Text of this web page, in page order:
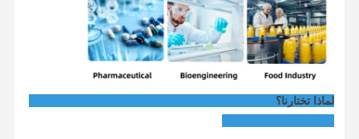
لماذا تختارنا؟